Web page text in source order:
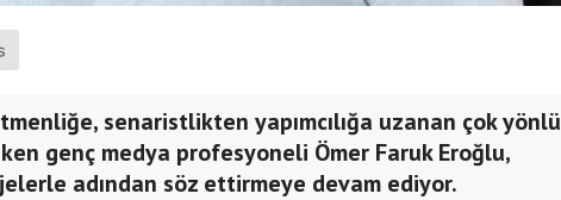
senaristlikten yapımcılığa uzanan çok yönlü
genç medya profesyoneli Ömer Faruk Eroğlu,
adından söz ettirmeye devam ediyor.